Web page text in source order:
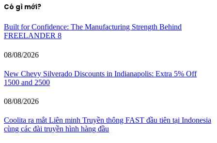
Có gì mới?
Built for Confidence: The Manufacturing Strength Behind
FREELANDER 8
08/08/2026
New Chevy Silverado Discounts in Indianapolis: Extra 5% Off
1500 and 2500
08/08/2026
Coolita ra mắt Liên minh Truyền thông FAST đầu tiên tại Indonesia
cùng các đài truyền hình hàng đầu